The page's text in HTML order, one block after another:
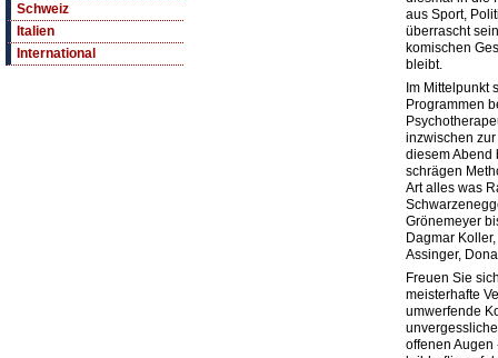
Schweiz
Italien
International
aus Sport,
überrascht
komischen
bleibt.
Im Mittelpunkt
Programmen
inzwischen
diesem Abend
schrägen
Art alles was
Grönemeyer
Dagmar
Assinger,
Freuen Sie
meisterhafte
umwerfende
offenen